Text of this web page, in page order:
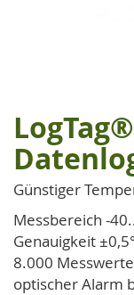
Zum
Anfang
der
Bildgalerie
Günstiger
Messbereich -
Genauigkeit
8.000
optischer Alarm